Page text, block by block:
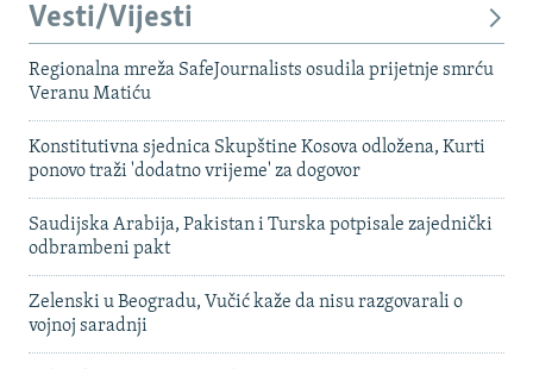
Vesti/Vijesti
Regionalna mreža SafeJournalists osudila prijetnje smrću
Veranu Matiću
Konstitutivna sjednica Skupštine Kosova odložena, Kurti
ponovo traži 'dodatno vrijeme' za dogovor
Saudijska Arabija, Pakistan i Turska potpisale zajednički
odbrambeni pakt
Zelenski u Beogradu, Vučić kaže da nisu razgovarali o
vojnoj saradnji